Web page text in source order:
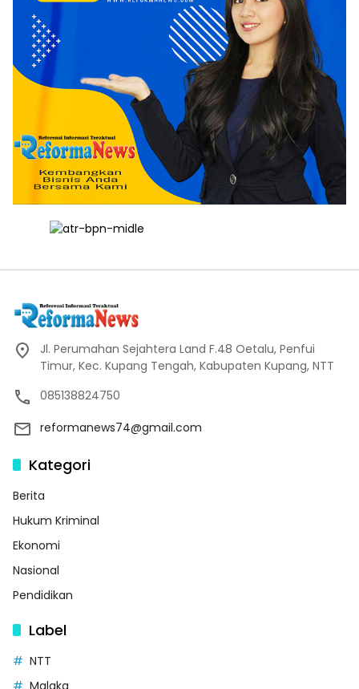
Jl. Perumahan Sejahtera Land F.48 Oetalu, Penfui
Timur, Kec. Kupang Tengah, Kabupaten Kupang, NTT
085138824750
reformanews74@gmail.com
Kategori
Berita
Hukum Kriminal
Ekonomi
Nasional
Pendidikan
Label
NTT
Malaka